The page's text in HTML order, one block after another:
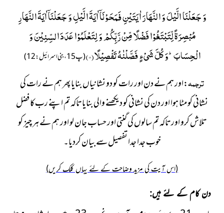
وَ جَعَلْنَا الَّیْلَ وَ النَّهَارَ اٰیَتَیْنِ فَمَحَوْنَاۤ اٰیَةَ الَّیْلِ وَ جَعَلْنَاۤ اٰیَةَ النَّهَارِ
مُبْصِرَةً لِّتَبْتَغُوْا فَضْلًا مِّنْ رَّبِّكُمْ وَ لِتَعْلَمُوْا عَدَدَ السِّنِیْنَ وَ
الْحِسَابَؕ-وَ كُلَّ شَیْءٍ فَصَّلْنٰهُ تَفْصِیْلًا(۱۲)(پ15،بنی اسرائیل:12)
ترجمہ:اور ہم نے دن اور رات کو دو نشانیاں بنایا پھر ہم نے رات کی
نشانی کو مٹا ہوا اور دن کی نشانی کو دیکھنے والی بنایا تاکہ تم اپنے رب کا فضل
تلاش کرو اور تاکہ تم سالوں کی گنتی اور حساب جان لو اور ہم نے ہر چیز کو
خوب جدا جدا تفصیل سے بیان کردیا۔
(اس آیت کی مزید وضاحت کے لئے یہاں کلک کریں)
دن کام کے لئے ہیں: